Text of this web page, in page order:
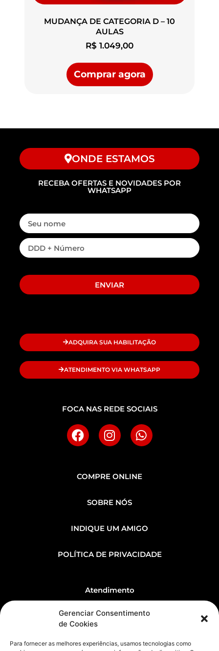
Gerenciar Consentimento
de Cookies
Para fornecer as melhores experiências, usamos tecnologias como
MUDANÇA DE CATEGORIA D – 10
AULAS
R$ 1.049,00
Comprar agora
ONDE ESTAMOS
RECEBA OFERTAS E NOVIDADES POR
WHATSAPP
ENVIAR
ADQUIRA SUA HABILITAÇÃO
ATENDIMENTO VIA WHATSAPP
FOCA NAS REDE SOCIAIS
COMPRE ONLINE
SOBRE NÓS
INDIQUE UM AMIGO
POLÍTICA DE PRIVACIDADE
Atendimento
(91) 99236-0050